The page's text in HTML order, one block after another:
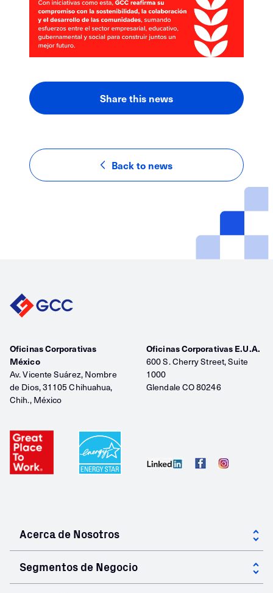
Share this news
LinkedInFacebook
Email
Back to news
Oficinas Corporativas
México
Av. Vicente Suárez, Nombre
de Dios, 31105 Chihuahua,
Chih., México
Oficinas Corporativas E.U.A.
600 S. Cherry Street, Suite
1000
Glendale CO 80246
Acerca de Nosotros
Gobierno Corporativo
Segmentos de Negocio